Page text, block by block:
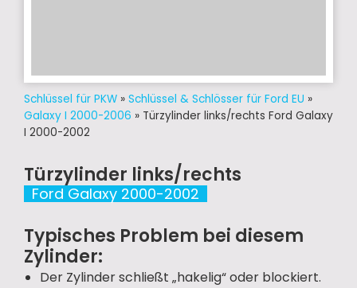
Schlüssel für PKW » Schlüssel & Schlösser für Ford EU »
Galaxy I 2000-2006 » Türzylinder links/rechts Ford Galaxy
I 2000-2002
Türzylinder links/rechts
Ford Galaxy 2000-2002
Typisches Problem bei diesem
Zylinder:
Der Zylinder schließt „hakelig“ oder blockiert.